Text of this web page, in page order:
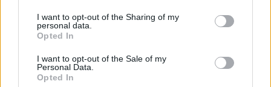
not limited to your visit or usage behaviour. You may click to
grant or deny consent to Google and its third-party tags to
use your data for below specified purposes in below Google
consent section.
I want to opt-out of the Sharing of my
personal data.
Opted In
I want to opt-out of the Sale of my
Personal Data.
Opted In